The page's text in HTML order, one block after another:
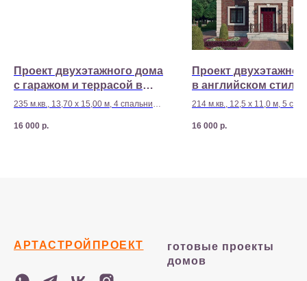
Проект двухэтажного дома
с гаражом и террасой в
стиле хай-тек E24
235 м.кв., 13,70 х 15,00 м, 4 спальни
р
16 000 р.
Проект
в английском стиле
214 м.кв., 12,5 х 11,0 м, 5
р
16 000 р.
АРТАСТРОЙПРОЕКТ
готовые проекты
домов